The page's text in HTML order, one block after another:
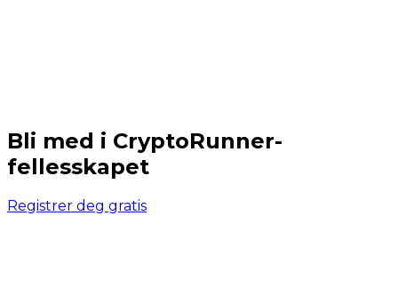
Bli med i CryptoRunner-
fellesskapet
Registrer deg gratis